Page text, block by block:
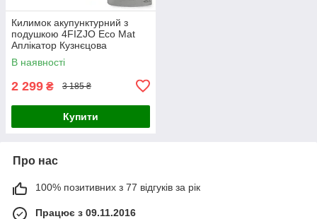
Килимок акупунктурний з
подушкою 4FIZJO Eco Mat
Аплікатор Кузнєцова
Grey/Mint (P-5907739312181)
В наявності
2 299 ₴ 3 185 ₴
Купити
Про нас
100% позитивних з 77 відгуків за рік
Працює з 09.11.2016